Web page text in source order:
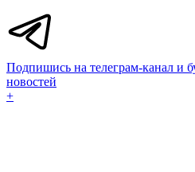
Подпишись на телеграм-канал и
новостей
+